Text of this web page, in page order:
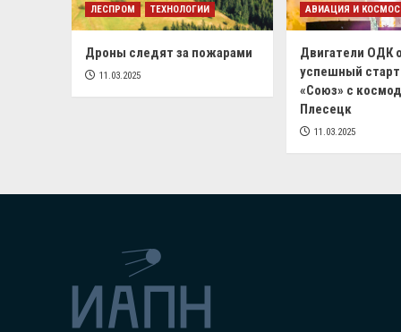
ЛЕСПРОМ ТЕХНОЛОГИИ
Дроны следят за пожарами
11.03.2025
АВИАЦИЯ И КОСМОС
Двигатели ОДК
успешный
«Союз» с
Плесецк
11.03.2025